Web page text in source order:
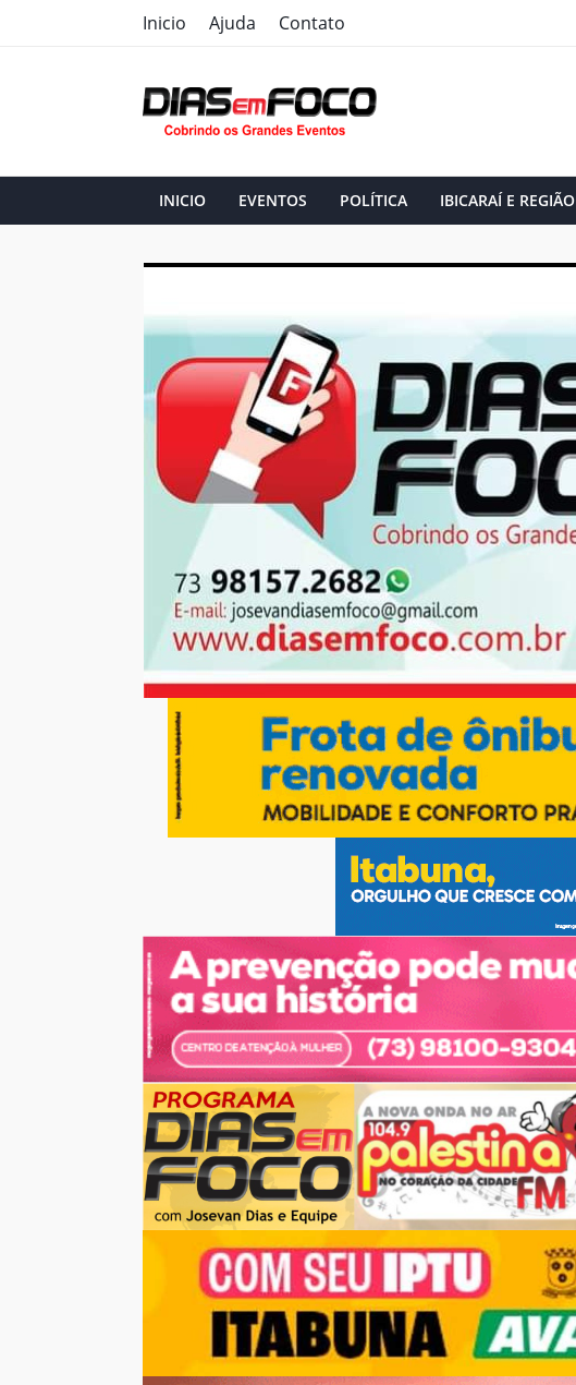
Inicio Ajuda Contato
INICIO EVENTOS POLÍTICA IBICARAÍ E REGIÃO